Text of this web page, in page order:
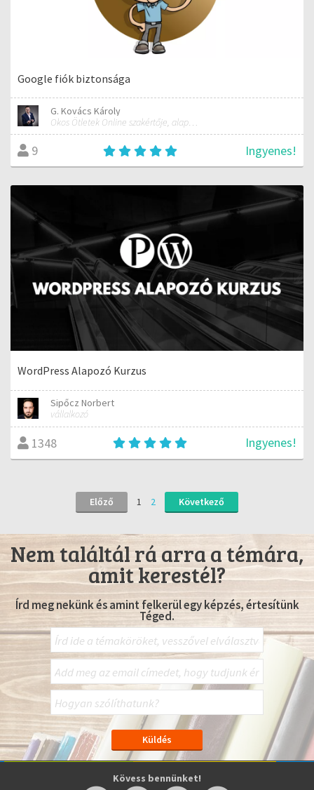
Google fiók biztonsága
G. Kovács Károly
Okos Ötletek Online szakértője, alapítója
9 Ingyenes!
WordPress Alapozó Kurzus
Sipőcz Norbert
vállalkozó
1348 Ingyenes!
Előző 1 2 Következő
Nem találtál rá arra a témára,
amit kerestél?
Írd meg nekünk és amint felkerül egy képzés, értesítünk
Téged.
Kövess bennünket!